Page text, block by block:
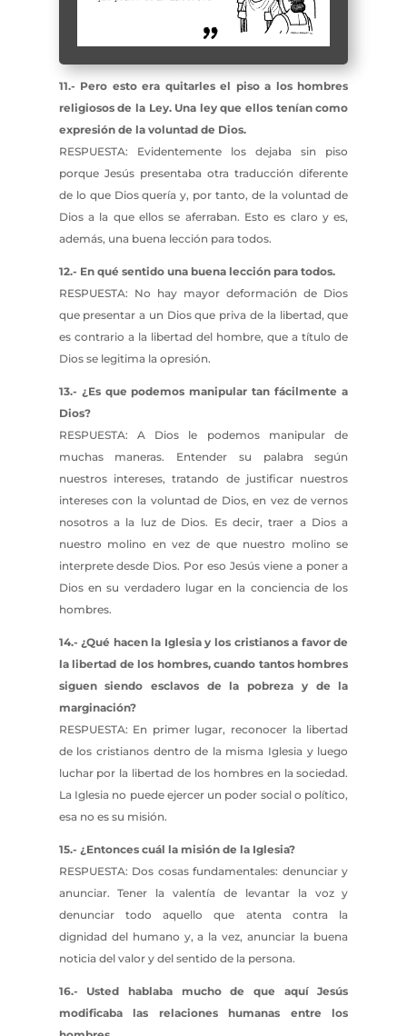
11.- Pero esto era quitarles el piso a los hombres
religiosos de la Ley. Una ley que ellos tenían como
expresión de la voluntad de Dios.
RESPUESTA: Evidentemente los dejaba sin piso
porque Jesús presentaba otra traducción diferente
de lo que Dios quería y, por tanto, de la voluntad de
Dios a la que ellos se aferraban. Esto es claro y es,
además, una buena lección para todos.
12.- En qué sentido una buena lección para todos.
RESPUESTA: No hay mayor deformación de Dios
que presentar a un Dios que priva de la libertad, que
es contrario a la libertad del hombre, que a título de
Dios se legitima la opresión.
13.- ¿Es que podemos manipular tan fácilmente a
Dios?
RESPUESTA: A Dios le podemos manipular de
muchas maneras. Entender su palabra según
nuestros intereses, tratando de justificar nuestros
intereses con la voluntad de Dios, en vez de vernos
nosotros a la luz de Dios. Es decir, traer a Dios a
nuestro molino en vez de que nuestro molino se
interprete desde Dios. Por eso Jesús viene a poner a
Dios en su verdadero lugar en la conciencia de los
hombres.
14.- ¿Qué hacen la Iglesia y los cristianos a favor de
la libertad de los hombres, cuando tantos hombres
siguen siendo esclavos de la pobreza y de la
marginación?
RESPUESTA: En primer lugar, reconocer la libertad
de los cristianos dentro de la misma Iglesia y luego
luchar por la libertad de los hombres en la sociedad.
La Iglesia no puede ejercer un poder social o político,
esa no es su misión.
15.- ¿Entonces cuál la misión de la Iglesia?
RESPUESTA: Dos cosas fundamentales: denunciar y
anunciar. Tener la valentía de levantar la voz y
denunciar todo aquello que atenta contra la
dignidad del humano y, a la vez, anunciar la buena
noticia del valor y del sentido de la persona.
16.- Usted hablaba mucho de que aquí Jesús
modificaba las relaciones humanas entre los